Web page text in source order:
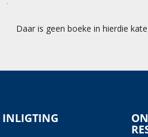
Daar is geen boeke in hierdie